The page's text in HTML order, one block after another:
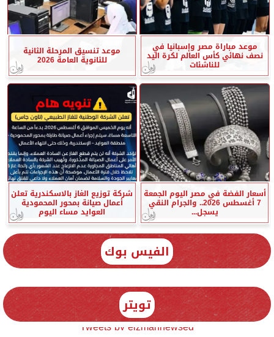
موعد مباراة مصر وإسبانيا في
نصف نهائي كأس العالم لكرة اليد
للناشئات
موعد تنسيق المرحلة الثانية
للثانوية العامة 2026
أسعار الفضة في مصر اليوم الجمعة
7 أغسطس 2026.. والجرام النقي
يسجل...
شركة توزيع الغاز بالاسكندرية تعلن
أعمال صيانة بمحور المحمودية
العوايد مساء اليوم
الفيس بوك
تويتر
Tweets by elzmannewseg